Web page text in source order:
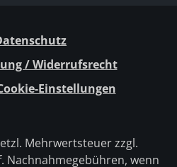
/ Widerrufsrecht
Einstellungen
Mehrwertsteuer zzgl.
Nachnahmegebühren, wenn